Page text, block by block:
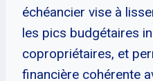
échéancier vise à
les pics budgétaires
copropriétaires, et
financière cohérente